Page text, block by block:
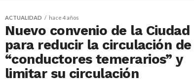
ACTUALIDAD hace 4 años
Nuevo convenio de la Ciudad
para reducir la circulación de
“conductores temerarios” y
limitar su circulación